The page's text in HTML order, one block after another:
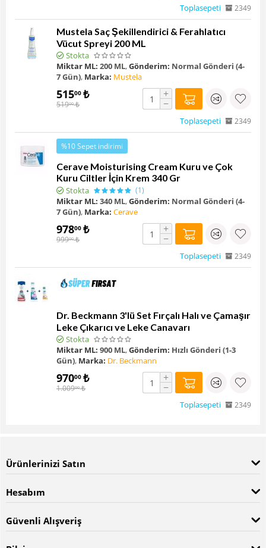
Toplasepeti 2349
Mustela Saç Şekillendirici & Ferahlatıcı
Vücut Spreyi 200 ML
Stokta
Miktar ML: 200 ML,Gönderim: Normal Gönderi (4-
7 Gün), Marka: Mustela
51500 ₺
51900 ₺
+
−
Toplasepeti 2349
%10 Sepet indirimi
Cerave Moisturising Cream Kuru ve Çok
Kuru Ciltler İçin Krem 340 Gr
Stokta (1)
Miktar ML: 340 ML,Gönderim: Normal Gönderi (4-
7 Gün), Marka: Cerave
97800 ₺
99900 ₺
+
−
Toplasepeti 2349
Dr. Beckmann 3'lü Set Fırçalı Halı ve Çamaşır
Leke Çıkarıcı ve Leke Canavarı
Stokta
Miktar ML: 900 ML,Gönderim: Hızlı Gönderi (1-3
Gün), Marka: Dr. Beckmann
97000 ₺
1.00900 ₺
+
−
Toplasepeti 2349
Ürünlerinizi Satın
Hesabım
Güvenli Alışveriş